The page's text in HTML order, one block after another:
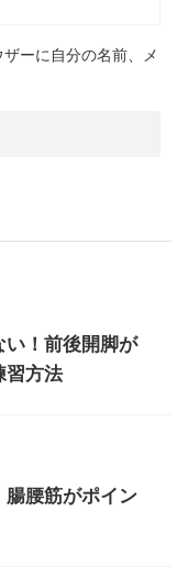
ーに自分の名前、メ
い！前後開脚が
習方法
腸腰筋がポイン